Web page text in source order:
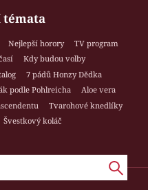
témata
Nejlepší horory
TV program
Kdy budou volby
7 pádů Honzy Dědka
podle Pohlreicha
Aloe vera
Tvarohové knedlíky
Švestkový koláč